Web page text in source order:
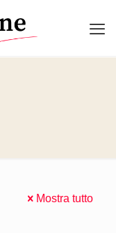
Mostra tutto